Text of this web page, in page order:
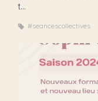
t...
#seancescollectives